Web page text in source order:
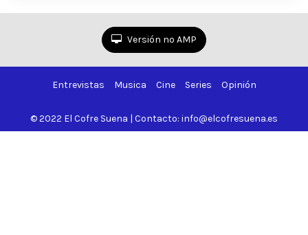
Versión no AMP
Entrevistas Musica Cine Series Opinión
© 2022 El Cofre Suena | Contacto: info@elcofresuena.es